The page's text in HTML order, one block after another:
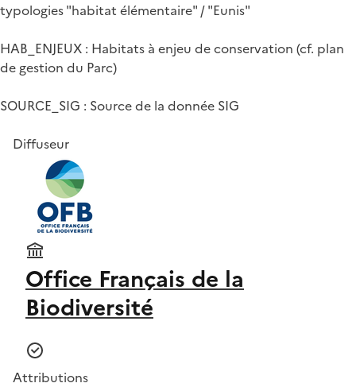
typologies "habitat élémentaire" / "Eunis"
HAB_ENJEUX : Habitats à enjeu de conservation (cf. plan
de gestion du Parc)
SOURCE_SIG : Source de la donnée SIG
Diffuseur
Office Français de la
Biodiversité
Attributions